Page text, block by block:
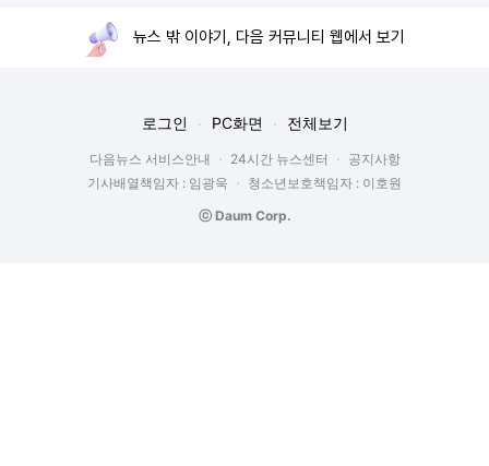
뉴스 밖 이야기, 다음 커뮤니티 웹에서 보기
로그인 PC화면 전체보기
다음뉴스 서비스안내 24시간 뉴스센터
공지사항
기사배열책임자 : 임광욱
청소년보호책임자 : 이호원
ⓒ Daum Corp.